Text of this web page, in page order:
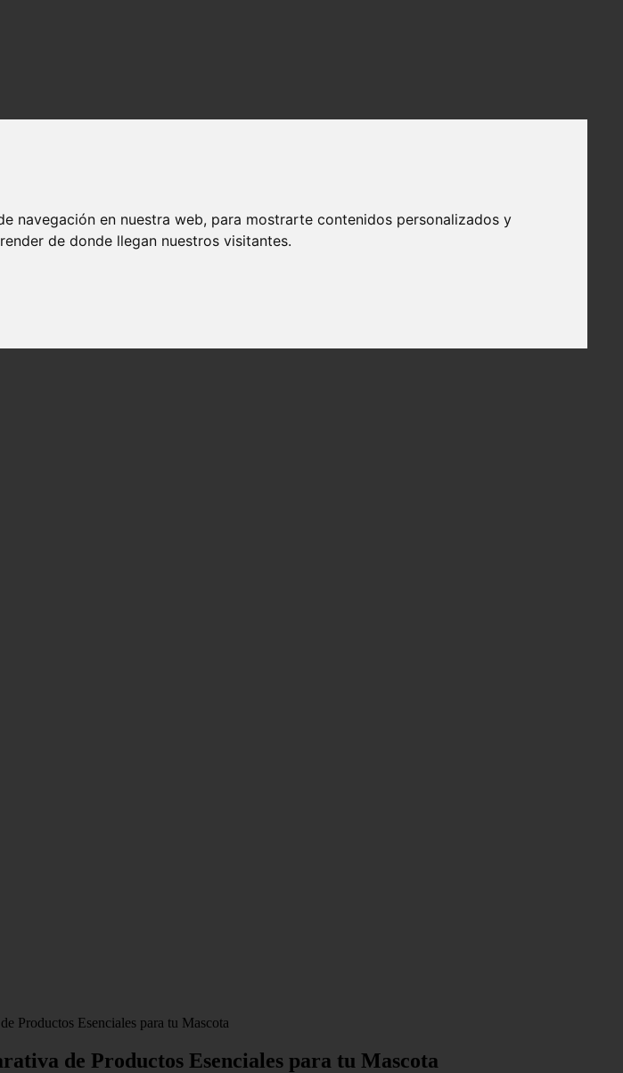
navegación en nuestra web, para mostrarte contenidos personalizados y
de donde llegan nuestros visitantes.
Productos Esenciales para tu Mascota
de Productos Esenciales para tu Mascota